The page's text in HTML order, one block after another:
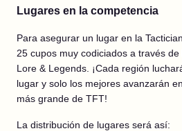
Lugares en la competencia
Para asegurar un lugar en la
25 cupos muy codiciados a través
Lore & Legends. ¡Cada región
lugar y solo los mejores avanzarán
más grande de TFT!
La distribución de lugares será así: